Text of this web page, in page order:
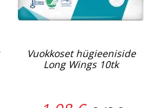
Vuokkoset hügieeniside
Long Wings 10tk